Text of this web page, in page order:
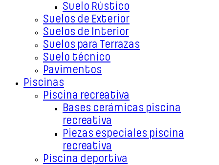
Suelo Rústico
Suelos de Exterior
Suelos de Interior
Suelos para Terrazas
Suelo técnico
Pavimentos
Piscinas
Piscina recreativa
Bases cerámicas piscina
recreativa
Piezas especiales piscina
recreativa
Piscina deportiva